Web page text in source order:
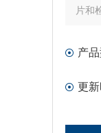
片和
产品
更新